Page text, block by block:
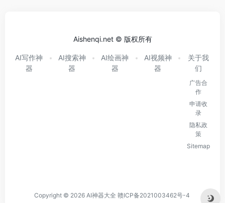
Aishenqi.net © 版权所有
AI写作神
器
AI搜索神
器
AI绘画神
器
AI视频神
器
关于我
们
广告合
作
申请收
录
隐私政
策
Sitemap
Copyright © 2026 AI神器大全 赣ICP备2021003462号-4